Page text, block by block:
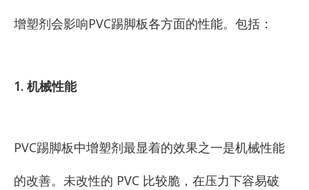
增塑剂会影响PVC踢脚板各方面的性能。包括：
1. 机械性能
PVC踢脚板中增塑剂最显着的效果之一是机械性能
的改善。未改性的 PVC 比较脆，在压力下容易破